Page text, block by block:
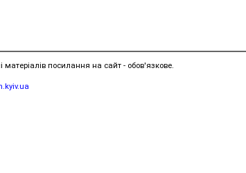
посилання на сайт - обов'язкове.